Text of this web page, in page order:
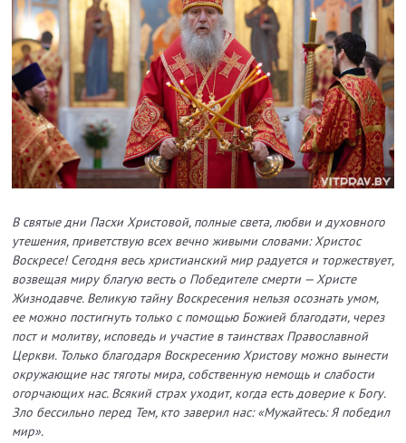
В святые дни Пасхи Христовой, полные света, любви и духовного
утешения, приветствую всех вечно живыми словами: Христос
Воскресе! Сегодня весь христианский мир радуется и торжествует,
возвещая миру благую весть о Победителе смерти — Христе
Жизнодавче. Великую тайну Воскресения нельзя осознать умом,
ее можно постигнуть только с помощью Божией благодати, через
пост и молитву, исповедь и участие в таинствах Православной
Церкви. Только благодаря Воскресению Христову можно вынести
окружающие нас тяготы мира, собственную немощь и слабости
огорчающих нас. Всякий страх уходит, когда есть доверие к Богу.
Зло бессильно перед Тем, кто заверил нас: «Мужайтесь: Я победил
мир».